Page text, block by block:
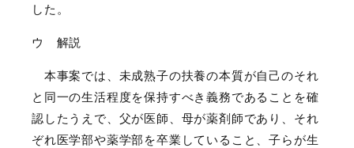
した。
ウ 解説
本事案では、未成熟子の扶養の本質が自己のそれ
と同一の生活程度を保持すべき義務であることを確
認したうえで、父が医師、母が薬剤師であり、それ
ぞれ医学部や薬学部を卒業していること、子らが生